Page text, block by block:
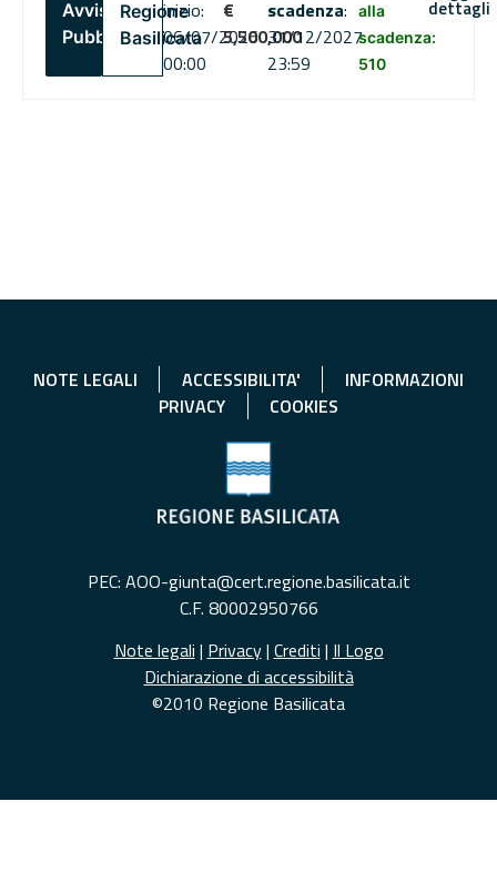
Avviso
Pubblico
Regione
Basilicata
inizio:
06/07/2026
00:00
€
5,500,000
scadenza:
31/12/2027
23:59
alla
scadenza:
510
dettagli
NOTE LEGALI ACCESSIBILITA'
INFORMAZIONI
PRIVACY
COOKIES
PEC: AOO-giunta@cert.regione.basilicata.it
C.F. 80002950766
Note legali | Privacy| Crediti | Il Logo
Dichiarazione di accessibilità
©2010 Regione Basilicata